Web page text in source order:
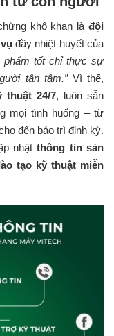
khô khan là đội
đầy nhiệt huyết của
phẩm tốt chỉ thực sự
tận tâm.” Vì thế,
24/7, luôn sẵn
mọi tình huống – từ
đến bảo trì định kỳ.
nhậtthông tin sản
tạo kỹ thuật miễn